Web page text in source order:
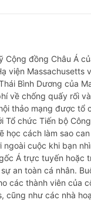
Cộng đồng Châu Á
viện Massachusetts
Bình Dương của
về chống quấy rối
thảo mạng được tổ
Tổ chức Tiến bộ
học cách làm sao
cuộc khi bạn
Á trực tuyến hoặc
an toàn cá nhân.
các thành viên của
cũng như các nhà